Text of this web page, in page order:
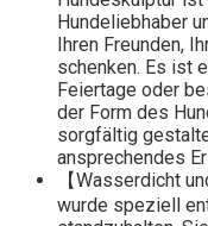
Hundeliebhaber
Ihren Freunden,
schenken. Es ist
Feiertage oder
der Form des
sorgfältig
ansprechendes
【Wasserdicht
wurde speziell